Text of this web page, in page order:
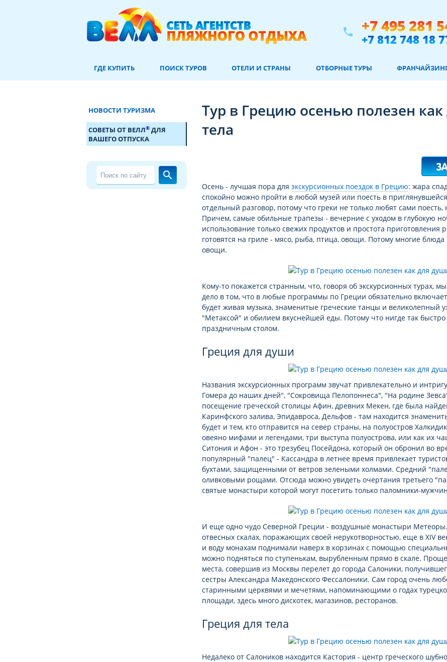
phone +7 495 281
+7 812 748 18
ГДЕ КУПИТЬ ПОИСК ТУРОВ ОТЕЛИ И СТРАНЫ ОТБОРНЫЕ ТУРЫ
НОВОСТИ ТУРИЗМА
СОВЕТЫ ОТ ВЕЛЛ® ДЛЯ
ВАШЕГО ОТПУСКА
search
Тур в Грецию осенью полезен
тела
Осень - лучшая пора для экскурсионных поездок в Грецию: жара
спокойно можно пройти в любой музей или поесть в
отдельный разговор, потому что греки не только любят сами
Причем, самые обильные трапезы - вечерние с уходом в глубокую
использование только свежих продуктов и простота
готовятся на гриле - мясо, рыба, птица, овощи. Потому многие
овощи.
Кому-то покажется странным, что, говоря об экскурсионных турах,
дело в том, что в любые программы по Греции обязательно
будет живая музыка, знаменитые греческие танцы и
"Метаксой" и обилием вкуснейшей еды. Потому что нигде так
праздничным столом.
Греция для души
Названия экскурсионных программ звучат привлекательно и
Гомера до наших дней", "Сокровища Пелопоннеса", "На родине
посещение греческой столицы Афин, древних Мекен, где была
Каринфского залива, Эпидавроса, Дельфов - там находится
будет и тем, кто отправится на север страны, на полуостров
овеяно мифами и легендами, три выступа полуострова, или как их
Ситония и Афон - это трезубец Посейдона, который он обронил во
популярный "палец" - Кассандра в летнее время привлекает
бухтами, защищенными от ветров зелеными холмами. Средний
оливковыми рощами. Отсюда можно увидеть очертания третьего
святые монастыри которой могут посетить только паломники-
И еще одно чудо Северной Греции - воздушные монастыри Метеоры.
отвесных скалах, поражающих своей нерукотворностью, еще в XIV
и воду монахам поднимали наверх в корзинах с помощью
можно подняться по ступенькам, вырубленным прямо в скале.
места, совершив из Москвы перелет до города Салоники,
сестры Александра Македонского Фессалоники. Сам город очень
старинными церквями и мечетями, напоминающими о годах
площади, здесь много дискотек, магазинов, ресторанов.
Греция для тела
Недалеко от Салоников находится Кастория - центр греческого